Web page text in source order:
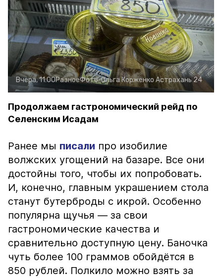
Вчера, 11:00РазноеФото:Ольга Корженко Астрахань 24
Продолжаем гастрономический рейд по
Селенским Исадам
Ранее мы писали про изобилие
волжских угощений на базаре. Все они
достойны того, чтобы их попробовать.
И, конечно, главным украшением стола
станут бутерброды с икрой. Особенно
популярна щучья — за свои
гастрономические качества и
сравнительно доступную цену. Баночка
чуть более 100 граммов обойдётся в
850 рублей. Полкило можно взять за